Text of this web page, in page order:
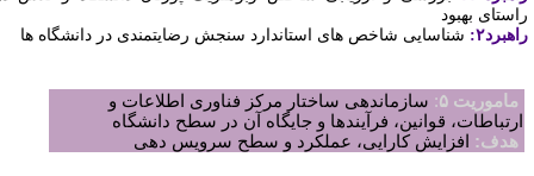
بهبود
شناسایی شاخص های استاندارد سنجش رضایتمندی در دانشگاه ها
ماموریت ۵ :سازماندهی ساختار مرکز فناوری اطلاعات و
ارتباطات، قوانین، فرآیندها و جایگاه آن در سطح دانشگاه
هدف:افزایش کارایی، عملکرد و سطح سرویس دهی